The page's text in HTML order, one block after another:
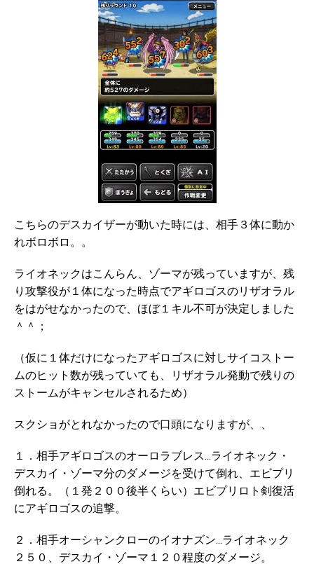
こちらのデスカイザーが動いた時には、相手３体に動か
れボロボロ。。
ライオネックはこんらん、ゾーマが残っていますが、残
り攻撃役が１体になった時点でアギロゴスのリザオラル
をはがせなかったので、ほぼ１キル不可が決定しました
＾＾；
（仮に１体だけになったアギロゴスに対しサイコストー
ムのヒット数が残っていても、リザオラル発動で残りの
ストームがキャンセルされるため）
スクショがとれなかったので口頭になりますが、、
１．相手アギロゴスのオーロラブレス…ライオネック・
デスカイ・ゾーマ分のダメージを受けて倒れ、エビプリ
倒れる。（１発２００後半くらい）エビプリロト剣復活
にアギロゴスの追撃。
２．相手オーシャンクローのイオナズン…ライオネック
２５０、デスカイ・ゾーマ１２０程度のダメージ。